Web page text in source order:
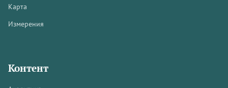
Карта
Измерения
Контент